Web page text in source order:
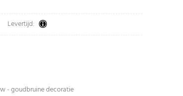
Levertijd:
- goudbruine decoratie